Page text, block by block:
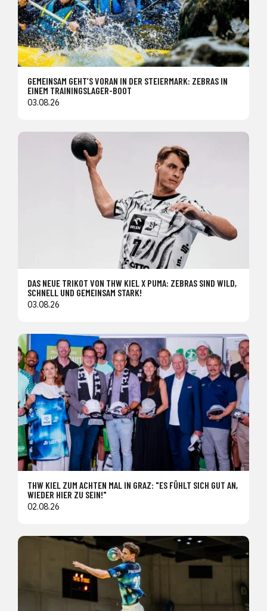
GEMEINSAM GEHT’S VORAN IN DER STEIERMARK: ZEBRAS IN
EINEM TRAININGSLAGER-BOOT
03.08.26
DAS NEUE TRIKOT VON THW KIEL X PUMA: ZEBRAS SIND WILD,
SCHNELL UND GEMEINSAM STARK!
03.08.26
THW KIEL ZUM ACHTEN MAL IN GRAZ: "ES FÜHLT SICH GUT AN,
WIEDER HIER ZU SEIN!"
02.08.26